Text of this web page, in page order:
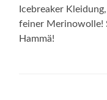
Icebreaker
feiner Merinowolle!
Hammä!